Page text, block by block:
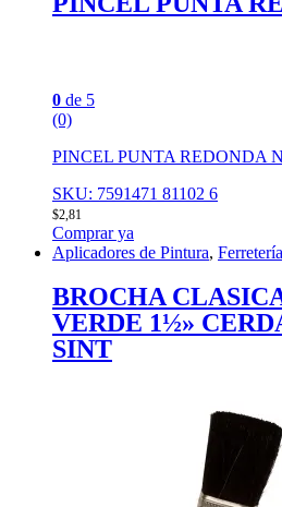
0 de 5
(0)
PINCEL PUNTA REDONDA
SKU: 7591471 81102 6
$2,81
Comprar ya
Aplicadores de Pintura,
BROCHA
VERDE 1½»
SINT